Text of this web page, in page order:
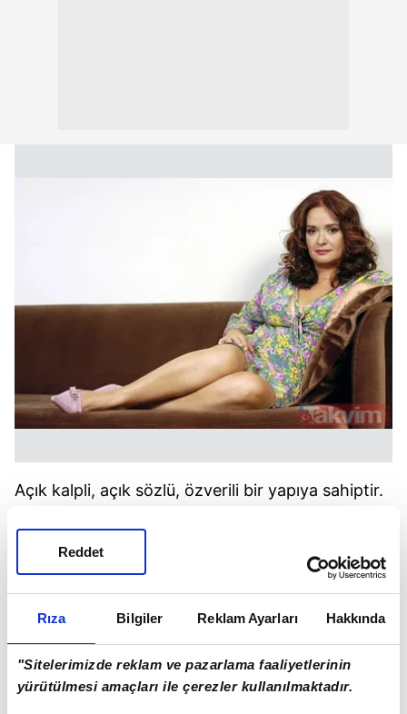
Rıza Bilgiler Reklam Ayarları Hakkında
"Sitelerimizde reklam ve pazarlama faaliyetlerinin
yürütülmesi amaçları ile çerezler kullanılmaktadır.
Reddet
Açık kalpli, açık sözlü, özverili bir yapıya sahiptir.
önemli olan kişilerden karşılık alamadığı zaman
hayal kırıklığına uğrar. Çekici, karizmatik bir
kişiliğe sahiptir. Genelde bolluk içinde yaşar.
dengelemezse darlık çekme ihtimali vardır.